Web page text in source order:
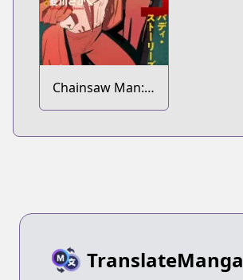
Chainsaw Man:
Buddy Stories
TranslateManga